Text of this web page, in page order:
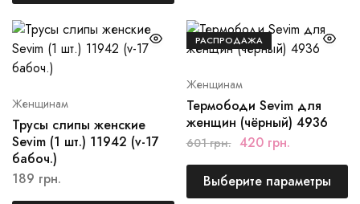
Женщинам
Трусы слипы женские
Sevim (1 шт.) 11942 (v-17
бабоч.)
189 грн.
РАСПРОДАЖА
Женщинам
Термободи Sevim для
женщин (чёрный) 4936
601грн. 420 грн.
Выберите параметры